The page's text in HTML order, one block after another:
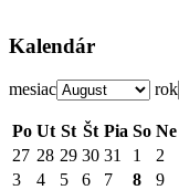
Kalendár
mesiac rok
Po Ut St Št Pia So Ne
27 28 29 30 31 1
2
3
4 5 6 7 8
9